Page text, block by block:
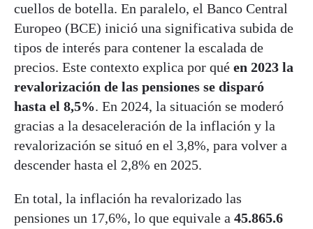
cuellos de botella. En paralelo, el Banco Central
Europeo (BCE) inició una significativa subida de
tipos de interés para contener la escalada de
precios. Este contexto explica por qué en 2023 la
revalorización de las pensiones se disparó
hasta el 8,5%. En 2024, la situación se moderó
gracias a la desaceleración de la inflación y la
revalorización se situó en el 3,8%, para volver a
descender hasta el 2,8% en 2025.
En total, la inflación ha revalorizado las
pensiones un 17,6%, lo que equivale a 45.865.6